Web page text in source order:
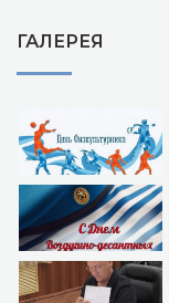
ГАЛЕРЕЯ